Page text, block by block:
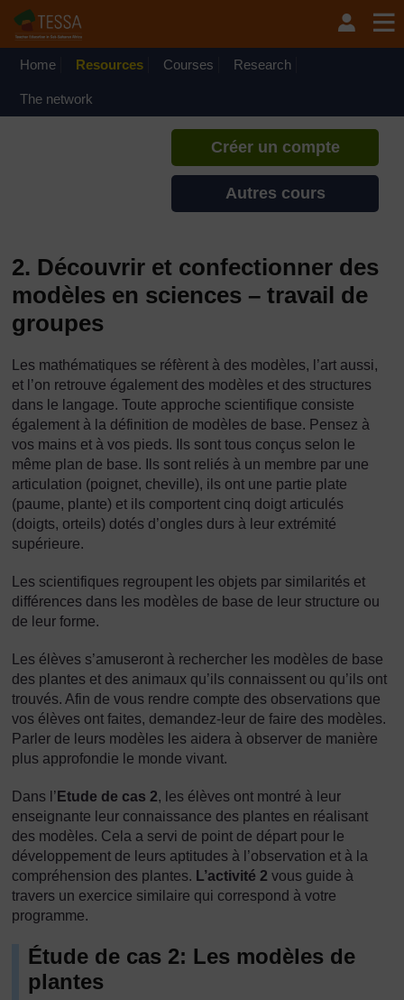
Home Resources Courses Research
The network
TESSA - Guinée-Bissau
Si vous créez un compte, vous
pouvez établir un profil
Créer un compte
Autres cours
2. Découvrir et confectionner des
modèles en sciences – travail de
groupes
Les mathématiques se réfèrent à des modèles, l’art aussi,
et l’on retrouve également des modèles et des structures
dans le langage. Toute approche scientifique consiste
également à la définition de modèles de base. Pensez à
vos mains et à vos pieds. Ils sont tous conçus selon le
même plan de base. Ils sont reliés à un membre par une
articulation (poignet, cheville), ils ont une partie plate
(paume, plante) et ils comportent cinq doigt articulés
(doigts, orteils) dotés d’ongles durs à leur extrémité
supérieure.
Les scientifiques regroupent les objets par similarités et
différences dans les modèles de base de leur structure ou
de leur forme.
Les élèves s’amuseront à rechercher les modèles de base
des plantes et des animaux qu’ils connaissent ou qu’ils ont
trouvés. Afin de vous rendre compte des observations que
vos élèves ont faites, demandez-leur de faire des modèles.
Parler de leurs modèles les aidera à observer de manière
plus approfondie le monde vivant.
Dans l’ Etude de cas 2, les élèves ont montré à leur
enseignante leur connaissance des plantes en réalisant
des modèles. Cela a servi de point de départ pour le
développement de leurs aptitudes à l’observation et à la
compréhension des plantes. L’activité 2 vous guide à
travers un exercice similaire qui correspond à votre
programme.
Étude de cas 2: Les modèles de
plantes